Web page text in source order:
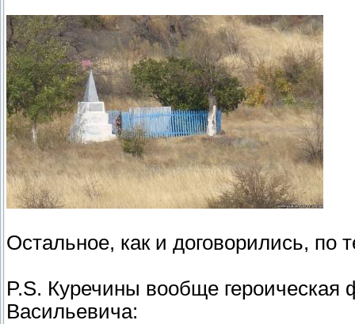
Остальное, как и договорились, по
P.S. Куречины вообще
Васильевича: